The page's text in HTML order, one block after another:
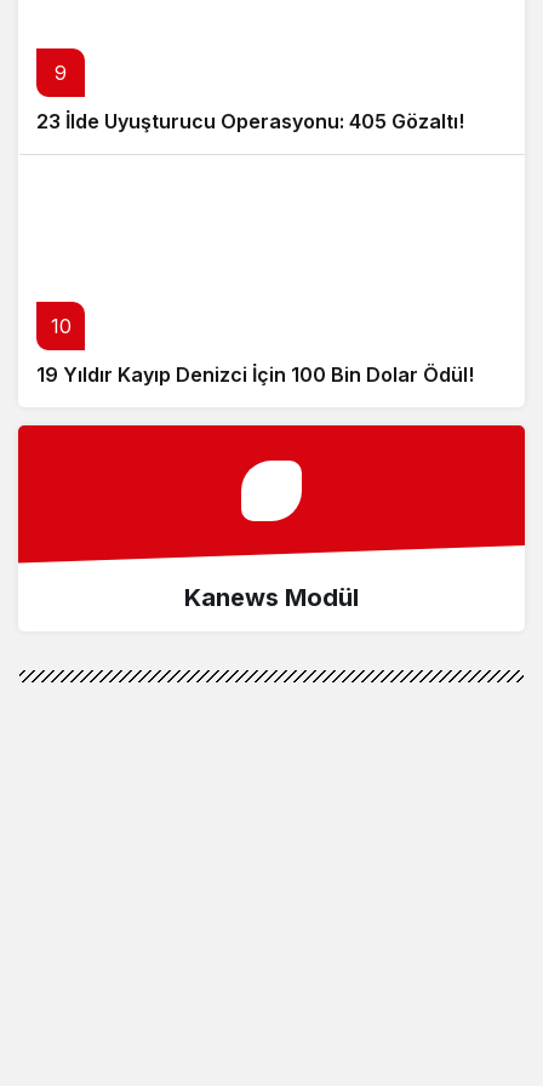
9
23 İlde Uyuşturucu Operasyonu: 405 Gözaltı!
10
19 Yıldır Kayıp Denizci İçin 100 Bin Dolar Ödül!
Kanews Modül